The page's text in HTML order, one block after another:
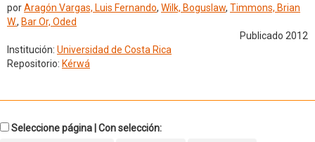
porAragón Vargas, Luis Fernando, Wilk, Boguslaw, Timmons, Brian
W., Bar Or, Oded
Publicado 2012
Institución: Universidad de Costa Rica
Repositorio: Kérwá
Seleccione página | Con selección: